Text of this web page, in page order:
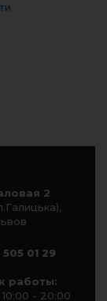
2
01 29
работы:
- 20:00